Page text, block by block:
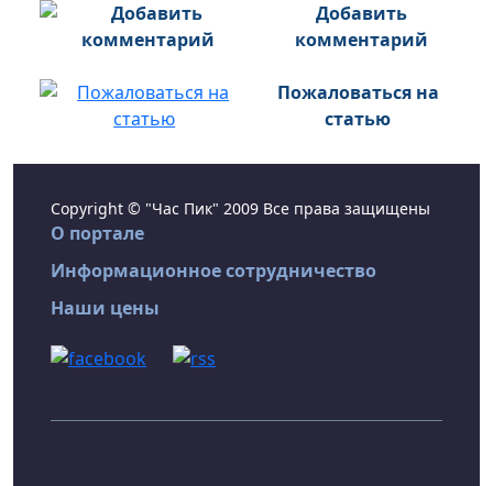
Добавить
комментарий
Пожаловаться на
статью
Copyright © "Час Пик" 2009 Все права защищены
О портале
Информационное сотрудничество
Наши цены